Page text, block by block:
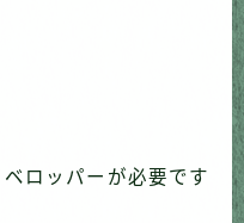
ロッパーが必要です